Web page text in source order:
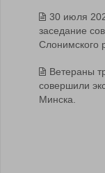
30 июля
заседание
Слонимского
Ветераны
совершили
Минска.